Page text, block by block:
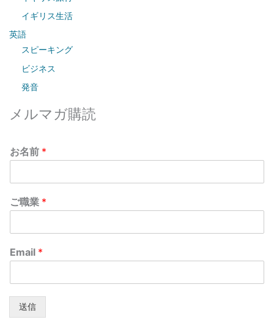
イギリス生活
英語
スピーキング
ビジネス
発音
メルマガ購読
お名前 *
ご職業 *
Email *
送信